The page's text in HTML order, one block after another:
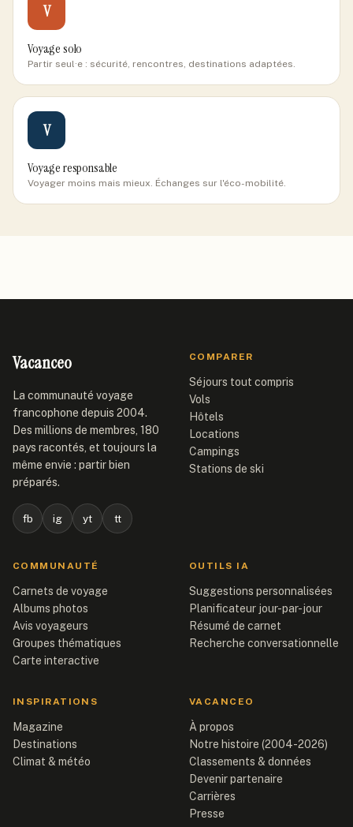
V
Voyage solo
Partir seul·e : sécurité, rencontres, destinations adaptées.
V
Voyage responsable
Voyager moins mais mieux. Échanges sur l'éco-mobilité.
Vacanceo
La communauté voyage
francophone depuis 2004.
Des millions de membres, 180
pays racontés, et toujours la
même envie : partir bien
préparés.
fb ig yt tt
COMPARER
Séjours tout compris
Vols
Hôtels
Locations
Campings
Stations de ski
COMMUNAUTÉ
Carnets de voyage
Albums photos
Avis voyageurs
Groupes thématiques
Carte interactive
OUTILS IA
Suggestions personnalisées
Planificateur jour-par-jour
Résumé de carnet
Recherche conversationnelle
INSPIRATIONS
Magazine
Destinations
Climat & météo
VACANCEO
À propos
Notre histoire (2004-2026)
Classements & données
Devenir partenaire
Carrières
Presse